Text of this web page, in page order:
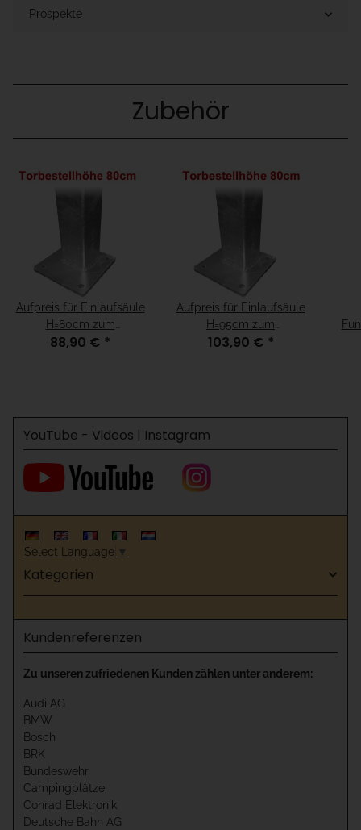
Prospekte
Zubehör
Aufpreis für Einlaufsäule
H=80cm zum
Aufschrauben für
88,90 € *
Aufpreis für Einlaufsäule
H=95cm zum
Aufschrauben für
103,90 € *
YouTube - Videos | Instagram
Select Language ▼
Kategorien
Kundenreferenzen
Zu unseren zufriedenen Kunden zählen unter anderem:
Audi AG
BMW
Bosch
BRK
Bundeswehr
Campingplätze
Conrad Elektronik
Deutsche Bahn AG